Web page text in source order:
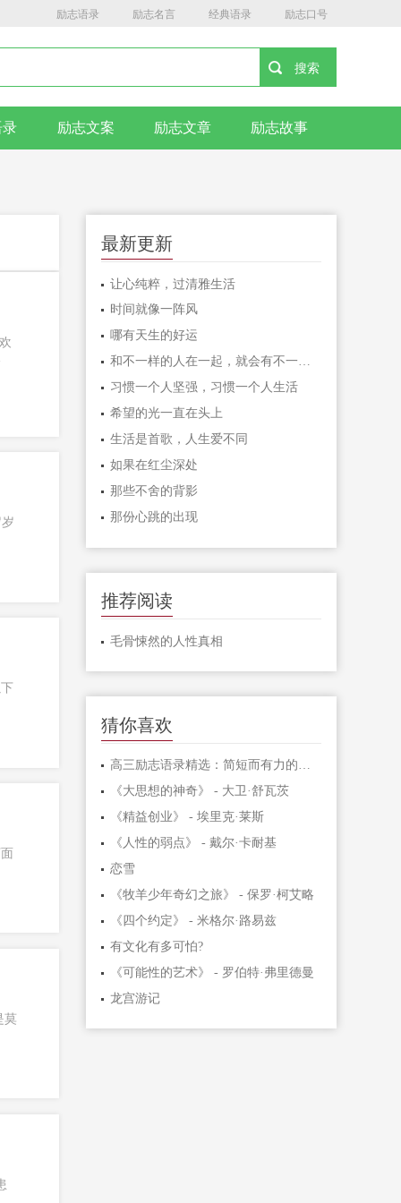
励志语录 励志名言 经典语录 励志口号
录 励志文案 励志文章 励志故事
莫
最新更新
让心纯粹，过清雅生活
时间就像一阵风
哪有天生的好运
和不一样的人在一起，就会有不一样的人生
习惯一个人坚强，习惯一个人生活
希望的光一直在头上
生活是首歌，人生爱不同
如果在红尘深处
那些不舍的背影
那份心跳的出现
推荐阅读
毛骨悚然的人性真相
猜你喜欢
高三励志语录精选：简短而有力的激励句子
《大思想的神奇》 - 大卫·舒瓦茨
《精益创业》 - 埃里克·莱斯
《人性的弱点》 - 戴尔·卡耐基
恋雪
《牧羊少年奇幻之旅》 - 保罗·柯艾略
《四个约定》 - 米格尔·路易兹
有文化有多可怕?
《可能性的艺术》 - 罗伯特·弗里德曼
龙宫游记